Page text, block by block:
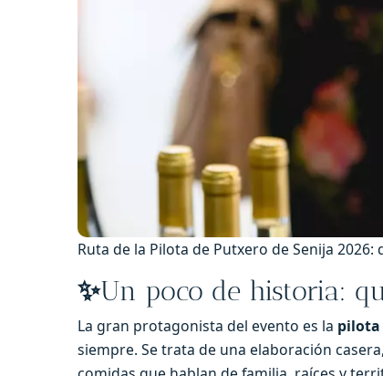
Ruta de la Pilota de Putxero de Senija
✨Un poco de historia:
La gran protagonista del evento es la pilota
siempre. Se trata de una elaboración